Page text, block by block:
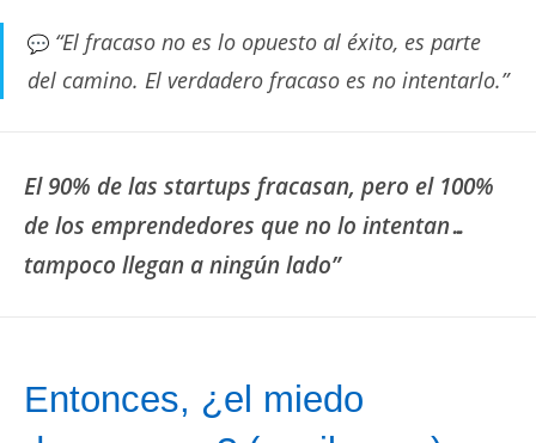
“El fracaso no es lo opuesto al éxito, es parte
del camino. El verdadero fracaso es no intentarlo.”
El 90% de las startups fracasan, pero el 100%
de los emprendedores que no lo intentan…
tampoco llegan a ningún lado”
Entonces, ¿el miedo